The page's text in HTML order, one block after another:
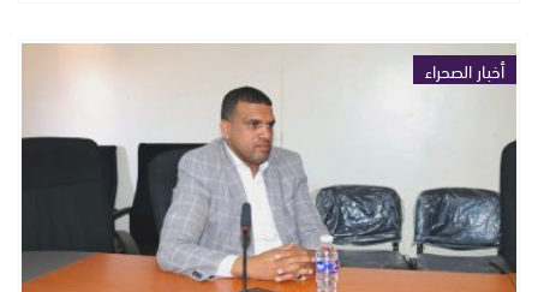
أخبار الصحراء